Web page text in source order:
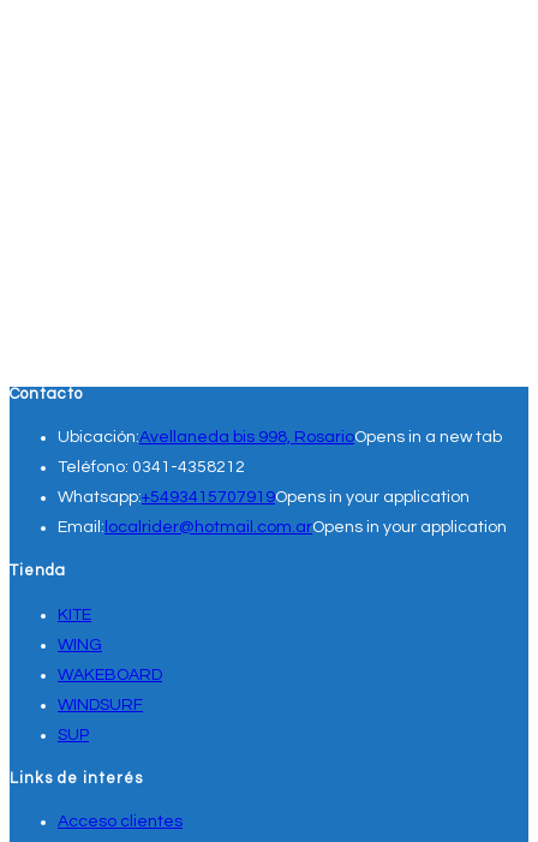
Contacto
Ubicación:Avellaneda bis 998, RosarioOpens in a new tab
Teléfono: 0341-4358212
Whatsapp:+5493415707919Opens in your application
Email: localrider@hotmail.com.arOpens in your application
Tienda
KITE
WING
WAKEBOARD
WINDSURF
SUP
Links de interés
Acceso clientes